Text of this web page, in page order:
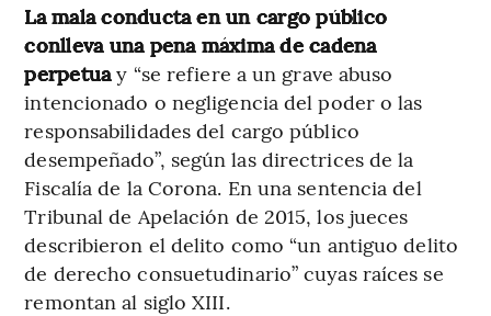
La mala conducta en un cargo público
conlleva una pena máxima de cadena
perpetuay “se refiere a un grave abuso
intencionado o negligencia del poder o las
responsabilidades del cargo público
desempeñado”, según las directrices de la
Fiscalía de la Corona. En una sentencia del
Tribunal de Apelación de 2015, los jueces
describieron el delito como “un antiguo delito
de derecho consuetudinario” cuyas raíces se
remontan al siglo XIII.